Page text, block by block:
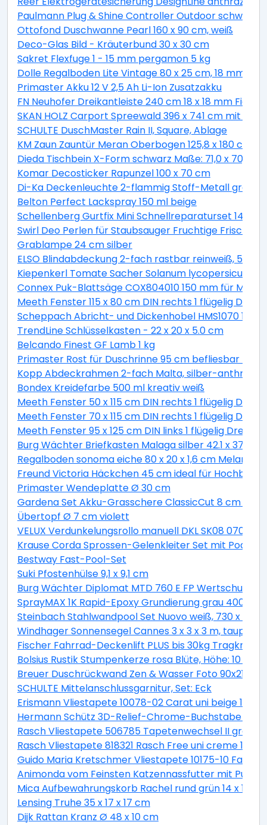
Paulmann Plug & Shine Controller Outdoor schwarz
Ottofond Duschwanne Pearl 160 x 90 cm, weiß
Deco-Glas Bild - Kräuterbund 30 x 30 cm
Sakret Flexfuge 1 - 15 mm pergamon 5 kg
Dolle Regalboden Lite Vintage 80 x 25 cm, 18 mm,
Primaster Akku 12 V 2,5 Ah Li-Ion Zusatzakku
FN Neuhofer Dreikantleiste 240 cm 18 x 18 mm
SKAN HOLZ Carport Spreewald 396 x 741 cm mit
SCHULTE DuschMaster Rain II, Square, Ablage
KM Zaun Zauntür Meran Oberbogen 125,8 x 180 cm,
Dieda Tischbein X-Form schwarz Maße: 71,0 x 70,0 x
Komar Decosticker Rapunzel 100 x 70 cm
Di-Ka Deckenleuchte 2-flammig Stoff-Metall grau-
Belton Perfect Lackspray 150 ml beige
Schellenberg Gurtfix Mini Schnellreparaturset 14
Swirl Deo Perlen für Staubsauger Fruchtige Frische 4
Grablampe 24 cm silber
ELSO Blindabdeckung 2-fach rastbar reinweiß,
Kiepenkerl Tomate Sacher Solanum lycopersicum,
Connex Puk-Blattsäge COX804010 150 mm für Metall
Meeth Fenster 115 x 80 cm DIN rechts 1 flügelig
Scheppach Abricht- und Dickenhobel HMS1070
TrendLine Schlüsselkasten - 22 x 20 x 5.0 cm
Belcando Finest GF Lamb 1 kg
Primaster Rost für Duschrinne 95 cm befliesbar
Kopp Abdeckrahmen 2-fach Malta, silber-anthrazit,
Bondex Kreidefarbe 500 ml kreativ weiß
Meeth Fenster 50 x 115 cm DIN rechts 1 flügelig
Meeth Fenster 70 x 115 cm DIN rechts 1 flügelig
Meeth Fenster 95 x 125 cm DIN links 1 flügelig Dreh-
Burg Wächter Briefkasten Malaga silber 42.1 x 37.7 x
Regalboden sonoma eiche 80 x 20 x 1,6 cm
Freund Victoria Häckchen 45 cm ideal für
Primaster Wendeplatte Ø 30 cm
Gardena Set Akku-Grasschere ClassicCut 8 cm
Übertopf Ø 7 cm violett
VELUX Verdunkelungsrollo manuell DKL SK08 0705S
Krause Corda Sprossen-Gelenkleiter Set mit Podest
Bestway Fast-Pool-Set
Suki Pfostenhülse 9,1 x 9,1 cm
Burg Wächter Diplomat MTD 760 E FP
SprayMAX 1K Rapid-Epoxy Grundierung grau 400ml
Steinbach Stahlwandpool Set Nuovo weiß, 730 x 366
Windhager Sonnensegel Cannes 3 x 3 x 3 m, taupe
Fischer Fahrrad-Deckenlift PLUS bis 30kg Tragkraft
Bolsius Rustik Stumpenkerze rosa Blüte, Höhe: 10 cm,
Breuer Duschrückwand Zen & Wasser Foto
SCHULTE Mittelanschlussgarnitur, Set: Eck
Erismann Vliestapete 10078-02 Carat uni beige 10,05
Hermann Schütz 3D-Relief-Chrome-Buchstabe C
Rasch Vliestapete 506785 Tapetenwechsel II
Rasch Vliestapete 818321 Rasch Free uni creme 10,05
Guido Maria Kretschmer Vliestapete 10175-10
Animonda vom Feinsten Katzennassfutter mit Pute
Mica Aufbewahrungskorb Rachel rund grün 14 x 14
Lensing Truhe 35 x 17 x 17 cm
Dijk Rattan Kranz Ø 48 x 10 cm